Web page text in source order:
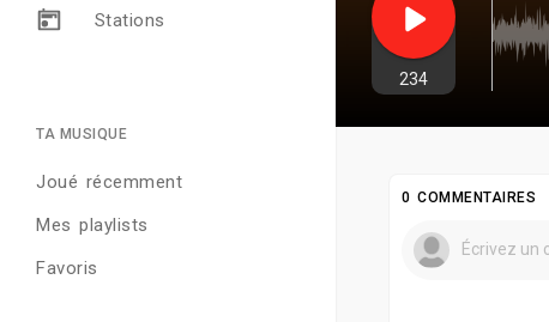
Stations
TA MUSIQUE
Joué récemment
Mes playlists
Favoris
234
0 COMMENTAIRES